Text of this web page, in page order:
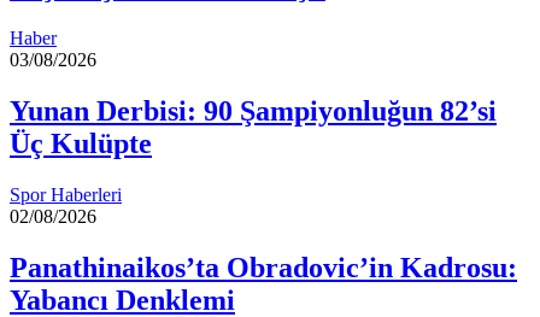
Haber
03/08/2026
Yunan Derbisi: 90 Şampiyonluğun 82’si
Üç Kulüpte
Spor Haberleri
02/08/2026
Panathinaikos’ta Obradovic’in Kadrosu:
Yabancı Denklemi